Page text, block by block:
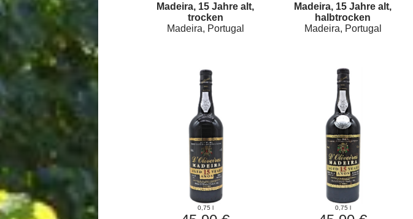
Madeira, 15 Jahre alt,
trocken
Madeira, Portugal
0,75 l
Madeira, 15 Jahre alt,
halbtrocken
Madeira, Portugal
0,75 l